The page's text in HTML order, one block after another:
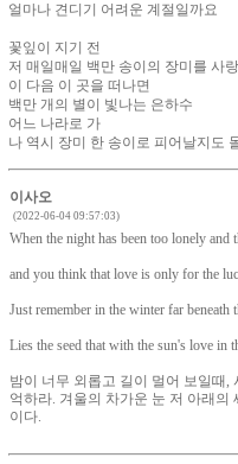
얼마나 견디기 어려운 계절일까요
꽃잎이 지기 전
저 매일매일 백만 송이의 장미를 사
이 다음 이 곳을 떠나면
백만 개의 별이 빛나는 은하수
어느 나라로 가
나 역시 장미 한 송이로 피어날지도
이사오
(2022-06-04 09:57:03)
When the night has been too lonely and
and you think that love is only for the
Just remember in the winter far beneath
Lies the seed that with the sun's love in
밤이 너무 외롭고 길이 멀어 보일때,
억하라. 겨울의 차가운 눈 저 아래
이다.